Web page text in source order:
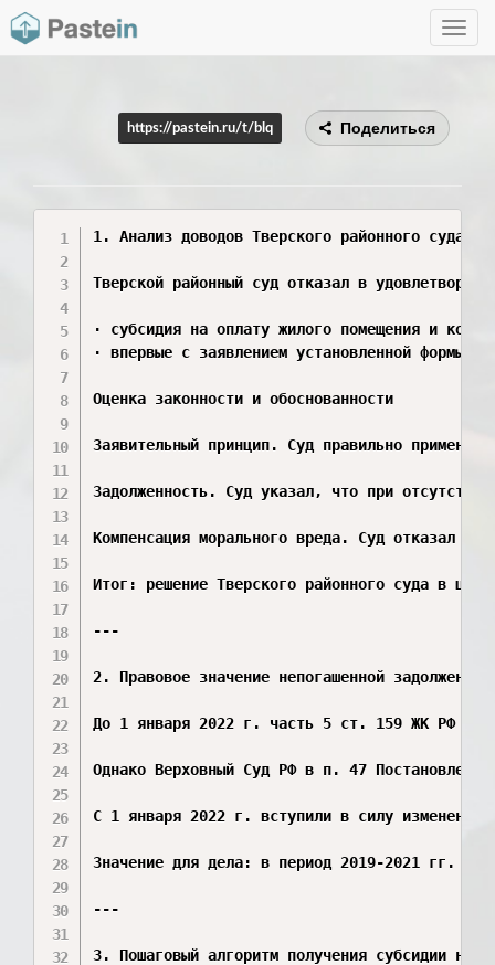
Toggle
https://pastein.ru/t/blq Поделиться
1. Анализ доводов Тверского районного суда
Тверской районный суд отказал в
· субсидия на оплату жилого помещения и
· впервые с заявлением установленной формы
Оценка законности и обоснованности
Заявительный принцип. Суд правильно
Задолженность. Суд указал, что при
Компенсация морального вреда. Суд отказал
Итог: решение Тверского районного суда в
---
2. Правовое значение непогашенной
До 1 января 2022 г. часть 5 ст. 159 ЖК РФ
Однако Верховный Суд РФ в п. 47
С 1 января 2022 г. вступили в силу изменения,
Значение для дела: в период 2019‑2021 гг.
---
3. Пошаговый алгоритм получения субсидии на